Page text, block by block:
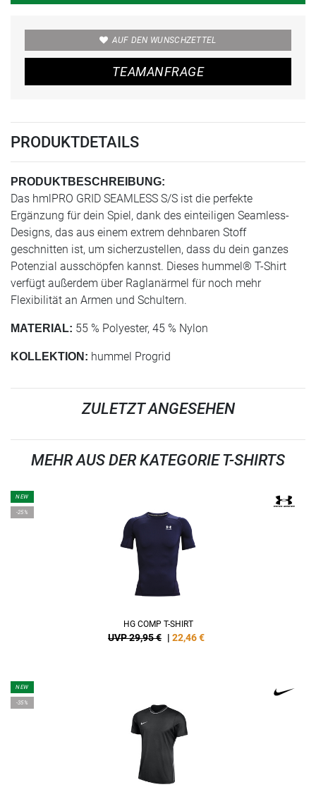
AUF DEN WUNSCHZETTEL
TEAMANFRAGE
PRODUKTDETAILS
PRODUKTBESCHREIBUNG:
Das hmlPRO GRID SEAMLESS S/S ist die perfekte
Ergänzung für dein Spiel, dank des einteiligen Seamless-
Designs, das aus einem extrem dehnbaren Stoff
geschnitten ist, um sicherzustellen, dass du dein ganzes
Potenzial ausschöpfen kannst. Dieses hummel® T-Shirt
verfügt außerdem über Raglanärmel für noch mehr
Flexibilität an Armen und Schultern.
MATERIAL: 55 % Polyester, 45 % Nylon
KOLLEKTION: hummel Progrid
ZULETZT ANGESEHEN
MEHR AUS DER KATEGORIE T-SHIRTS
NEW
-25%
HG COMP T-SHIRT
UVP 29,95 € | 22,46€
NEW
-35%